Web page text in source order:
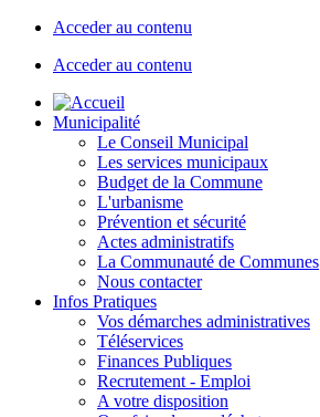
Acceder au contenu
Acceder au contenu
Municipalité
Le Conseil Municipal
Les services municipaux
Budget de la Commune
L'urbanisme
Prévention et sécurité
Actes administratifs
La Communauté de Communes
Nous contacter
Infos Pratiques
Vos démarches administratives
Téléservices
Finances Publiques
Recrutement - Emploi
A votre disposition